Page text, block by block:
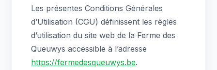
Les présentes Conditions Générales
d’Utilisation (CGU) définissent les règles
d’utilisation du site web de la Ferme des
Queuwys accessible à l’adresse
https://fermedesqueuwys.be.